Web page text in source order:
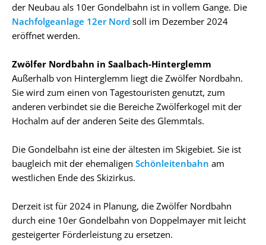
der Neubau als 10er Gondelbahn ist in vollem Gange. Die
Nachfolgeanlage 12er Nord soll im Dezember 2024
eröffnet werden.
Zwölfer Nordbahn in Saalbach-Hinterglemm
Außerhalb von Hinterglemm liegt die Zwölfer Nordbahn.
Sie wird zum einen von Tagestouristen genutzt, zum
anderen verbindet sie die Bereiche Zwölferkogel mit der
Hochalm auf der anderen Seite des Glemmtals.
Die Gondelbahn ist eine der ältesten im Skigebiet. Sie ist
baugleich mit der ehemaligen Schönleitenbahn am
westlichen Ende des Skizirkus.
Derzeit ist für 2024 in Planung, die Zwölfer Nordbahn
durch eine 10er Gondelbahn von Doppelmayer mit leicht
gesteigerter Förderleistung zu ersetzen.